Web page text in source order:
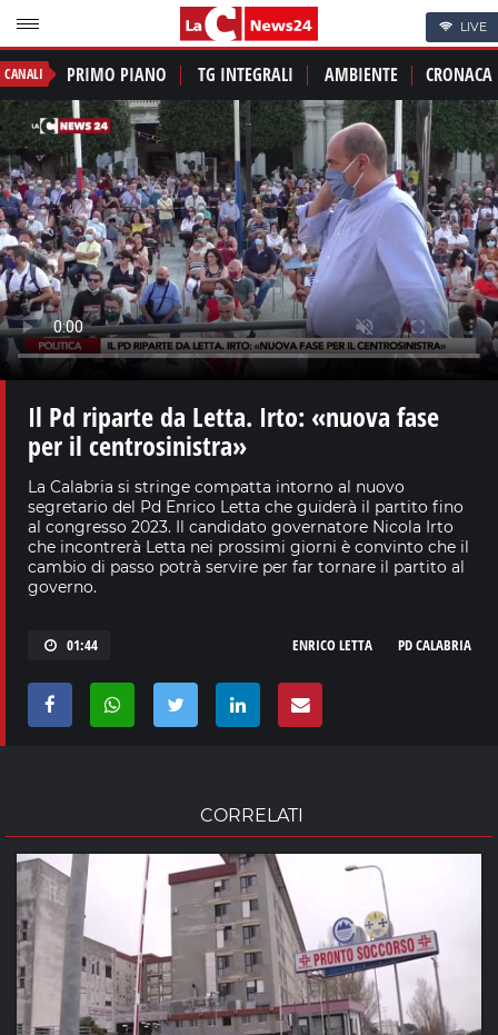
LIVE
CANALI PRIMO PIANO TG INTEGRALI AMBIENTE CRONACA
Il Pd riparte da Letta. Irto: «nuova fase
per il centrosinistra»
La Calabria si stringe compatta intorno al nuovo
segretario del Pd Enrico Letta che guiderà il partito fino
al congresso 2023. Il candidato governatore Nicola Irto
che incontrerà Letta nei prossimi giorni è convinto che il
cambio di passo potrà servire per far tornare il partito al
governo.
01:44 PD CALABRIA
ENRICO LETTA
CORRELATI